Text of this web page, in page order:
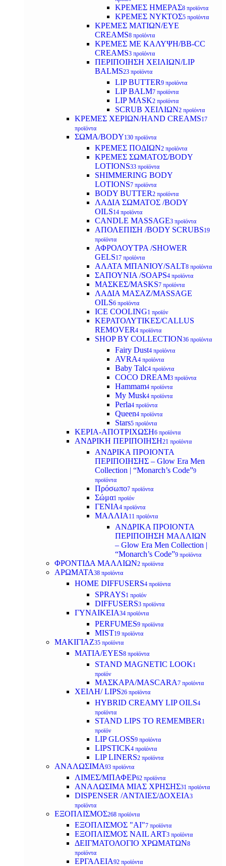
ΚΡΕΜΕΣ ΗΜΕΡΑΣ8 προϊόντα
ΚΡΕΜΕΣ ΝΥΚΤΟΣ5 προϊόντα
ΚΡΕΜΕΣ ΜΑΤΙΩΝ/EYE
CREAMS8 προϊόντα
ΚΡΕΜΕΣ ΜΕ ΚΑΛΥΨΗ/BB-CC
CREAMS3 προϊόντα
ΠΕΡΙΠΟΙΗΣΗ ΧΕΙΛΙΩΝ/LIP
BALMS23 προϊόντα
LIP BUTTER9 προϊόντα
LIP BALM7 προϊόντα
LIP MASK2 προϊόντα
SCRUB ΧΕΙΛΙΩΝ2 προϊόντα
ΚΡΕΜΕΣ ΧΕΡΙΩΝ/HAND CREAMS17
προϊόντα
ΣΩΜΑ/BODY130 προϊόντα
ΚΡΕΜΕΣ ΠΟΔΙΩΝ2 προϊόντα
ΚΡΕΜΕΣ ΣΩΜΑΤΟΣ/BODY
LOTIONS33 προϊόντα
SHIMMERING BODY
LOTIONS7 προϊόντα
BODY BUTTER2 προϊόντα
ΛΑΔΙΑ ΣΩΜΑΤΟΣ /BODY
OILS14 προϊόντα
CANDLE MASSAGE3 προϊόντα
ΑΠΟΛΕΠΙΣΗ /BODY SCRUBS19
προϊόντα
ΑΦΡΟΛΟΥΤΡΑ /SHOWER
GELS17 προϊόντα
ΑΛΑΤΑ ΜΠΑΝΙΟΥ/SALT8 προϊόντα
ΣΑΠΟΥΝΙΑ /SOAPS4 προϊόντα
ΜΑΣΚΕΣ/MASKS7 προϊόντα
ΛΑΔΙΑ ΜΑΣΑΖ/MASSAGE
OILS6 προϊόντα
ICE COOLING1 προϊόν
ΚΕΡΑΤΟΛΥΤΙΚΕΣ/CALLUS
REMOVER4 προϊόντα
SHOP BY COLLECTION36 προϊόντα
Fairy Dust4 προϊόντα
AVRA4 προϊόντα
Baby Talc4 προϊόντα
COCO DREAM3 προϊόντα
Hammam4 προϊόντα
My Musk4 προϊόντα
Perla4 προϊόντα
Queen4 προϊόντα
Stars5 προϊόντα
ΚΕΡΙΑ-ΑΠΟΤΡΙΧΩΣΗ6 προϊόντα
ΑΝΔΡΙΚΗ ΠΕΡΙΠΟΙΗΣΗ21 προϊόντα
ΑΝΔΡΙΚΑ ΠΡΟΙΟΝΤΑ
ΠΕΡΙΠΟΙΗΣΗΣ – Glow Era Men
Collection | “Monarch’s Code”9
προϊόντα
Πρόσωπο7 προϊόντα
Σώμα1 προϊόν
ΓΕΝΙΑ4 προϊόντα
ΜΑΛΛΙΑ 11 προϊόντα
ΑΝΔΡΙΚΑ ΠΡΟΙΟΝΤΑ
ΠΕΡΙΠΟΙΗΣΗ ΜΑΛΛΙΩΝ
– Glow Era Men Collection |
“Monarch’s Code”9 προϊόντα
ΦΡΟΝΤΙΔΑ ΜΑΛΛΙΩΝ2 προϊόντα
ΑΡΩΜΑΤΑ38 προϊόντα
HOME DIFFUSERS4 προϊόντα
SPRAYS1 προϊόν
DIFFUSERS3 προϊόντα
ΓΥΝΑΙΚΕΙΑ34 προϊόντα
PERFUMES9 προϊόντα
MIST19 προϊόντα
ΜΑΚΙΓΙΑΖ35 προϊόντα
ΜΑΤΙΑ/EYES8 προϊόντα
STAND MAGNETIC LOOK1
προϊόν
ΜΑΣΚΑΡΑ/MASCARA7 προϊόντα
ΧΕΙΛΗ/ LIPS26 προϊόντα
HYBRID CREAMY LIP OILS4
προϊόντα
STAND LIPS TO REMEMBER 1
προϊόν
LIP GLOSS9 προϊόντα
LIPSTICK4 προϊόντα
LIP LINERS2 προϊόντα
ΑΝΑΛΩΣΙΜΑ93 προϊόντα
ΛΙΜΕΣ/ΜΠΑΦΕΡ62 προϊόντα
ΑΝΑΛΩΣΙΜΑ ΜΙΑΣ ΧΡΗΣΗΣ31 προϊόντα
DISPENSER /ΑΝΤΛΙΕΣ/ΔΟΧΕΙΑ3
προϊόντα
ΕΞΟΠΛΙΣΜΟΣ268 προϊόντα
ΕΞΟΠΛΙΣΜΟΣ "AI"7 προϊόντα
ΕΞΟΠΛΙΣΜΟΣ NAIL ART3 προϊόντα
ΔΕΙΓΜΑΤΟΛΟΓΙΟ ΧΡΩΜΑΤΩΝ8
προϊόντα
ΕΡΓΑΛΕΙΑ92 προϊόντα